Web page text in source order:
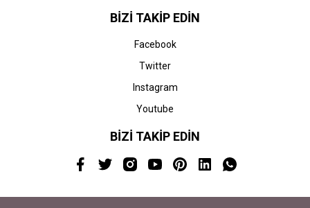
BİZİ TAKİP EDİN
Facebook
Twitter
Instagram
Youtube
BİZİ TAKİP EDİN